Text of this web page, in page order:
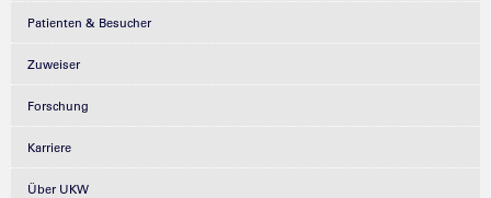
Patienten & Besucher
Zuweiser
Forschung
Karriere
Über UKW